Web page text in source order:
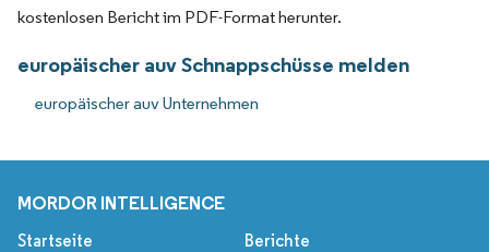
kostenlosen Bericht im PDF-Format herunter.
europäischer auv Schnappschüsse melden
europäischer auv Unternehmen
MORDOR INTELLIGENCE
Startseite Berichte